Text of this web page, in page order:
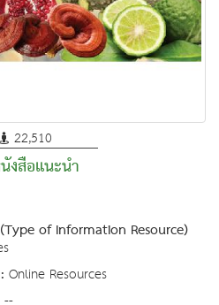
22,510
งสือแนะนำ
of Information Resource)
Online Resources